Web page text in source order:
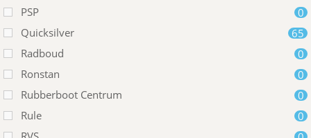
PSP
0
Quicksilver
65
Radboud
0
Ronstan
0
Rubberboot Centrum
0
Rule
0